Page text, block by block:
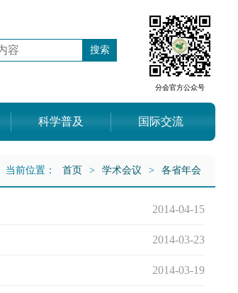
分会官方公众号
科学普及 国际交流
当前位置： 首页 > 学术会议 > 各省年会
2014-04-15
2014-03-23
2014-03-19